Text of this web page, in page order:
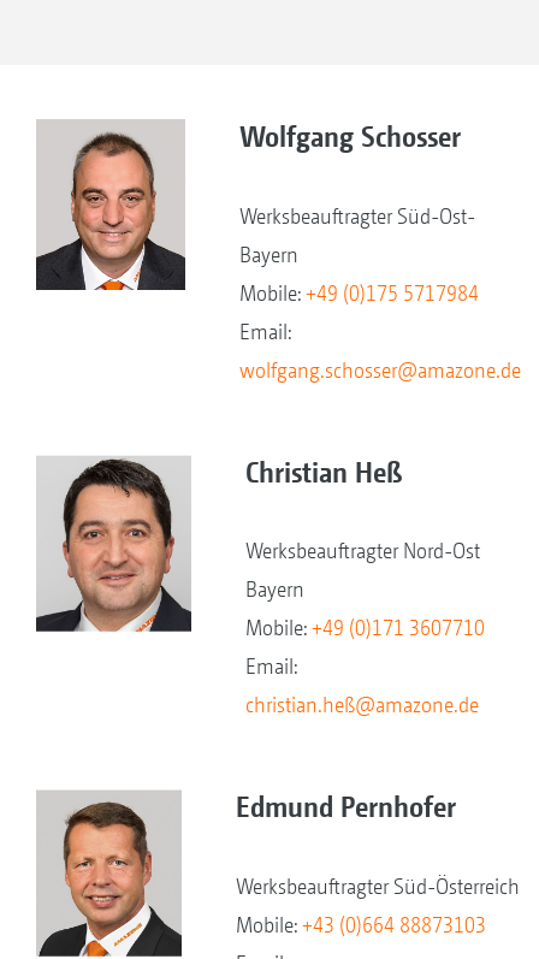
Wolfgang Schosser
Werksbeauftragter Süd-Ost-
Bayern
Mobile:+49 (0)175 5717984
Email:
wolfgang.schosser@amazone.de
Christian Heß
Werksbeauftragter Nord-Ost
Bayern
Mobile:+49 (0)171 3607710
Email:
christian.heß@amazone.de
Edmund Pernhofer
Werksbeauftragter Süd-Österreich
Mobile:+43 (0)664 88873103